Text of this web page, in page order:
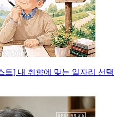
트] 내 취향에 맞는 일자리 선택